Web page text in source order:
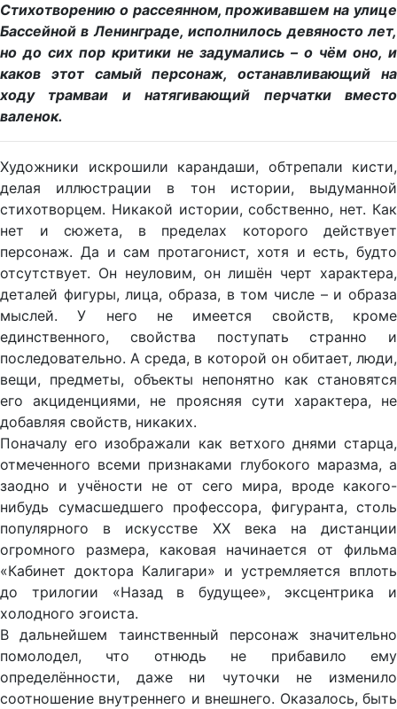
Стихотворению о рассеянном, проживавшем на улице
Бассейной в Ленинграде, исполнилось девяносто лет,
но до сих пор критики не задумались – о чём оно, и
каков этот самый персонаж, останавливающий на
ходу трамваи и натягивающий перчатки вместо
валенок.
Художники искрошили карандаши, обтрепали кисти,
делая иллюстрации в тон истории, выдуманной
стихотворцем. Никакой истории, собственно, нет. Как
нет и сюжета, в пределах которого действует
персонаж. Да и сам протагонист, хотя и есть, будто
отсутствует. Он неуловим, он лишён черт характера,
деталей фигуры, лица, образа, в том числе – и образа
мыслей. У него не имеется свойств, кроме
единственного, свойства поступать странно и
последовательно. А среда, в которой он обитает, люди,
вещи, предметы, объекты непонятно как становятся
его акциденциями, не проясняя сути характера, не
добавляя свойств, никаких.
Поначалу его изображали как ветхого днями старца,
отмеченного всеми признаками глубокого маразма, а
заодно и учёности не от сего мира, вроде какого-
нибудь сумасшедшего профессора, фигуранта, столь
популярного в искусстве XX века на дистанции
огромного размера, каковая начинается от фильма
«Кабинет доктора Калигари» и устремляется вплоть
до трилогии «Назад в будущее», эксцентрика и
холодного эгоиста.
В дальнейшем таинственный персонаж значительно
помолодел, что отнюдь не прибавило ему
определённости, даже ни чуточки не изменило
соотношение внутреннего и внешнего. Оказалось, быть